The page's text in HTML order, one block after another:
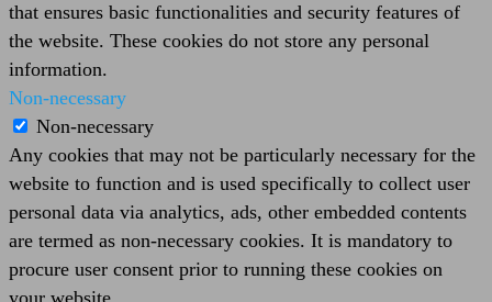
that ensures basic functionalities and security features of
the website. These cookies do not store any personal
information.
Non-necessary
Non-necessary
Any cookies that may not be particularly necessary for the
website to function and is used specifically to collect user
personal data via analytics, ads, other embedded contents
are termed as non-necessary cookies. It is mandatory to
procure user consent prior to running these cookies on